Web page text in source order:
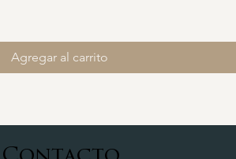
Agregar al carrito